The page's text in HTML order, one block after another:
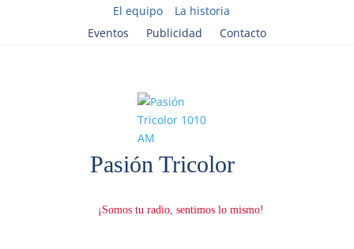
El equipo
La historia
Eventos
Publicidad Contacto